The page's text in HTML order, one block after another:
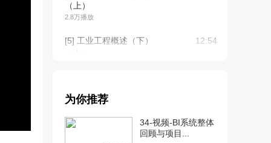
（上）
2.8万播放
[5] 工业工程概述（下）
12:54
（下）
[7] 持续改善与精益求精
为你推荐
34-视频-BI系统整体
回顾与项目...